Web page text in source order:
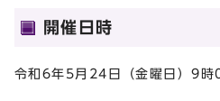
開催日時
令和6年5月24日（金曜日）9